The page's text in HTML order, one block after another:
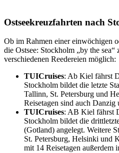
Ostseekreuzfahrten nach
Ob im Rahmen einer einwöchigen
die Ostsee: Stockholm „by the sea“
verschiedenen Reedereien möglich:
TUICruises: Ab Kiel fährst
Stockholm bildet die letzte
Tallinn, St. Petersburg und
Reisetagen sind auch Danzig
TUICruises: AB Kiel fährst
Stockholm bildet die
(Gotland) angelegt. Weitere
St. Petersburg, Helsinki und
mit 14 Reisetagen außerdem